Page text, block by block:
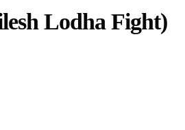
Lodha Fight)